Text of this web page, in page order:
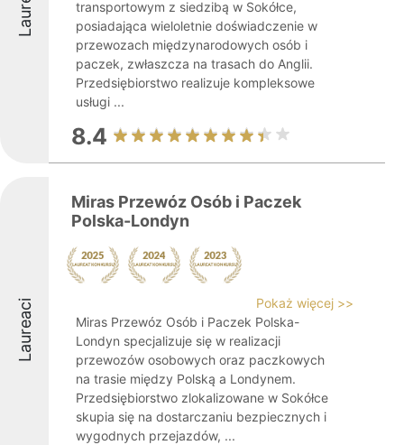
transportowym z siedzibą w Sokółce,
posiadająca wieloletnie doświadczenie w
przewozach międzynarodowych osób i
paczek, zwłaszcza na trasach do Anglii.
Przedsiębiorstwo realizuje kompleksowe
usługi ...
8.4
Laureaci
Miras Przewóz Osób i Paczek
Polska-Londyn
Pokaż więcej >>
Miras Przewóz Osób i Paczek Polska-
Londyn specjalizuje się w realizacji
przewozów osobowych oraz paczkowych
na trasie między Polską a Londynem.
Przedsiębiorstwo zlokalizowane w Sokółce
skupia się na dostarczaniu bezpiecznych i
wygodnych przejazdów, ...